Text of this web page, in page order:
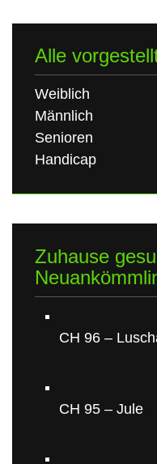
Alle
Weiblich
Männlich
Senioren
Handicap
Zuhause
CH 96 –
CH 95 – Jule